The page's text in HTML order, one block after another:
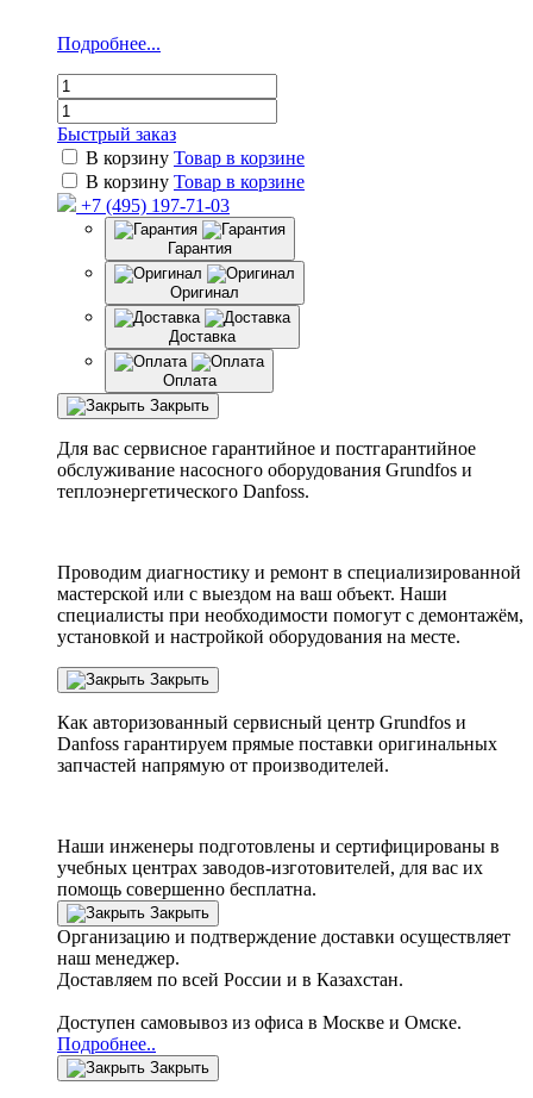
Подробнее...
Быстрый заказ
В корзину Товар в корзине
В корзину Товар в корзине
+7 (495) 197-71-03
Гарантия
Оригинал
Доставка
Оплата
Закрыть
Для вас сервисное гарантийное и постгарантийное
обслуживание насосного оборудования Grundfos и
теплоэнергетического Danfoss.
Проводим диагностику и ремонт в специализированной
мастерской или с выездом на ваш объект. Наши
специалисты при необходимости помогут с демонтажём,
установкой и настройкой оборудования на месте.
Закрыть
Как авторизованный сервисный центр Grundfos и
Danfoss гарантируем прямые поставки оригинальных
запчастей напрямую от производителей.
Наши инженеры подготовлены и сертифицированы в
учебных центрах заводов-изготовителей, для вас их
помощь совершенно бесплатна.
Закрыть
Организацию и подтверждение доставки осуществляет
наш менеджер.
Доставляем по всей России и в Казахстан.
Доступен самовывоз из офиса в Москве и Омске.
Подробнее..
Закрыть